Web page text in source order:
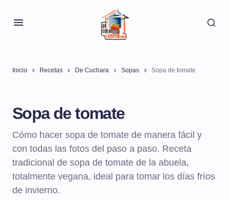
Inicio Recetas De Cuchara Sopas Sopa de tomate
Sopa de tomate
Cómo hacer sopa de tomate de manera fácil y
con todas las fotos del paso a paso. Receta
tradicional de sopa de tomate de la abuela,
totalmente vegana, ideal para tomar los días fríos
de invierno.